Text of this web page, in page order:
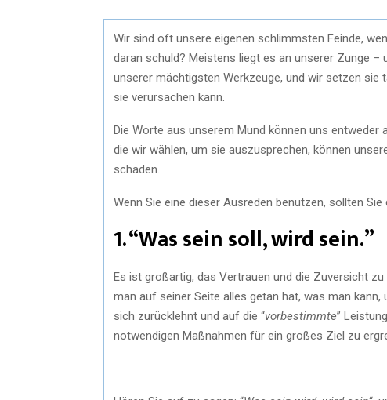
Wir sind oft unsere eigenen schlimmsten Feinde,
daran schuld? Meistens liegt es an unserer Zunge –
unserer mächtigsten Werkzeuge, und wir setzen
sie verursachen kann.
Die Worte aus unserem Mund können uns entweder
die wir wählen, um sie auszusprechen, können
schaden.
Wenn Sie eine dieser Ausreden benutzen, sollten
1. “Was sein soll, wird sein.”
Es ist großartig, das Vertrauen und die Zuversicht
man auf seiner Seite alles getan hat, was man
sich zurücklehnt und auf die “vorbestimmte”
notwendigen Maßnahmen für ein großes Ziel zu